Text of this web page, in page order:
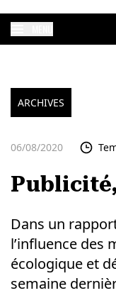
ARCHIVES
06/08/2020
Dans un
l’influence des
écologique et
semaine